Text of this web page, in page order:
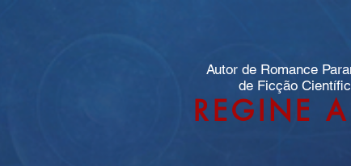
Autor de Romance
de Ficção
REGINE